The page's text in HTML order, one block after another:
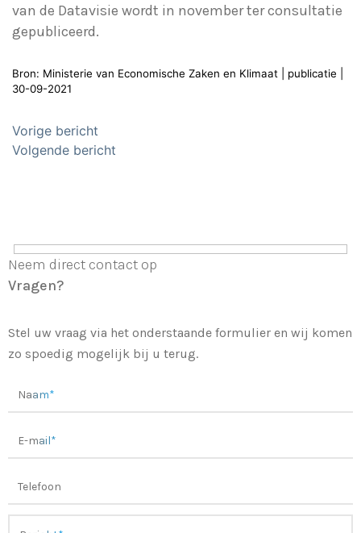
van de Datavisie wordt in november ter consultatie
gepubliceerd.
Bron: Ministerie van Economische Zaken en Klimaat | publicatie |
30-09-2021
Bericht
navigatie
Vorige bericht
Volgende bericht
Neem direct contact op
Vragen?
Stel uw vraag via het onderstaande formulier en wij komen
zo spoedig mogelijk bij u terug.